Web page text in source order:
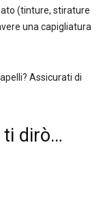
(tinture, stirature
una capigliatura
Assicurati di
ti dirò…